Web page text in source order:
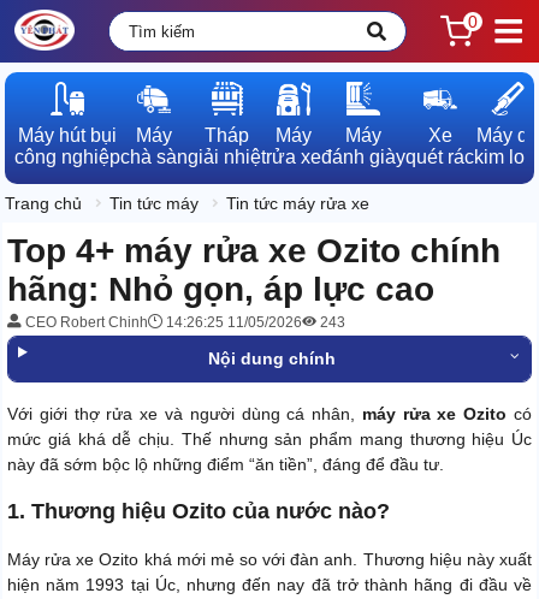
0
Máy hút bụi
công nghiệp
Máy
chà sàn
Tháp
giải nhiệt
Máy
rửa xe
Máy
đánh giày
Xe
quét rác
Máy dò
kim loại
Trang chủ Tin tức máy Tin tức máy rửa xe
Top 4+ máy rửa xe Ozito chính
hãng: Nhỏ gọn, áp lực cao
CEO Robert Chinh 14:26:25 11/05/2026 243
Nội dung chính
Với giới thợ rửa xe và người dùng cá nhân, máy rửa xe Ozito có
mức giá khá dễ chịu. Thế nhưng sản phẩm mang thương hiệu Úc
này đã sớm bộc lộ những điểm “ăn tiền”, đáng để đầu tư.
1. Thương hiệu Ozito của nước nào?
Máy rửa xe Ozito khá mới mẻ so với đàn anh. Thương hiệu này xuất
hiện năm 1993 tại Úc, nhưng đến nay đã trở thành hãng đi đầu về